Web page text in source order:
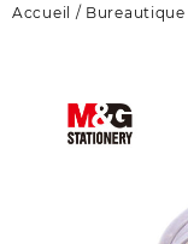
Accueil / Bureautique